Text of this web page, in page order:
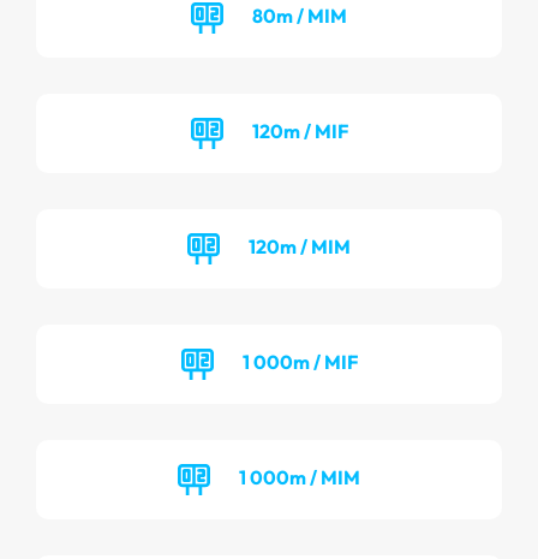
80m / MIM
120m / MIF
120m / MIM
1 000m / MIF
1 000m / MIM